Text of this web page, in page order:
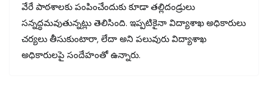
వేరే పాఠశాలకు పంపించేందుకు కూడా తల్లిదండ్రులు
సన్నద్ధమవుతున్నట్లు తెలిసింది. ఇప్పటికైనా విద్యాశాఖ అధికారులు
చర్యలు తీసుకుంటారా, లేదా అని పలువురు విద్యాశాఖ
అధికారులపై సందేహంతో ఉన్నారు.